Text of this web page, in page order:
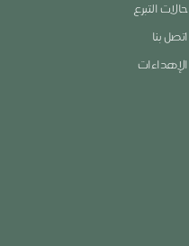
حالات التبرع
اتصل بنا
الإهداءات